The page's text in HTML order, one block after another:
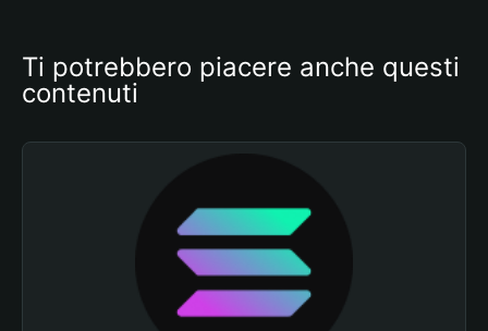
Ti potrebbero piacere anche questi
contenuti